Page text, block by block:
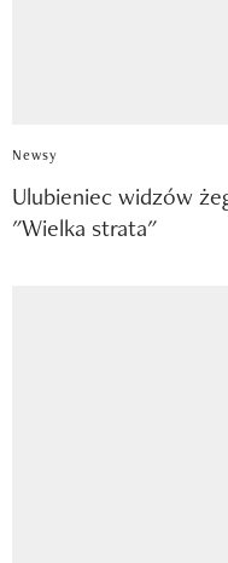
Newsy
Ulubieniec widzów
"Wielka strata"